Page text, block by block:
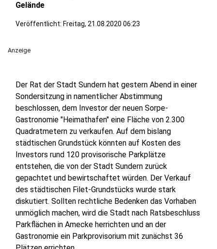
Gelände
Veröffentlicht: Freitag, 21.08.2020 06:23
Anzeige
Der Rat der Stadt Sundern hat gestern Abend in einer
Sondersitzung in namentlicher Abstimmung
beschlossen, dem Investor der neuen Sorpe-
Gastronomie "Heimathafen" eine Fläche von 2.300
Quadratmetern zu verkaufen. Auf dem bislang
städtischen Grundstück könnten auf Kosten des
Investors rund 120 provisorische Parkplätze
entstehen, die von der Stadt Sundern zurück
gepachtet und bewirtschaftet würden. Der Verkauf
des städtischen Filet-Grundstücks wurde stark
diskutiert. Sollten rechtliche Bedenken das Vorhaben
unmöglich machen, wird die Stadt nach Ratsbeschluss
Parkflächen in Amecke herrichten und an der
Gastronomie ein Parkprovisorium mit zunächst 36